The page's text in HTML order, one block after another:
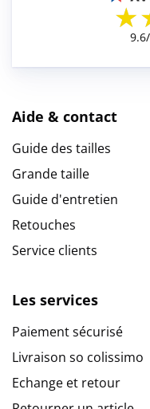
Aide & contact
Guide des tailles
Grande taille
Guide d'entretien
Retouches
Service clients
Les services
Paiement sécurisé
Livraison so colissimo
Echange et retour